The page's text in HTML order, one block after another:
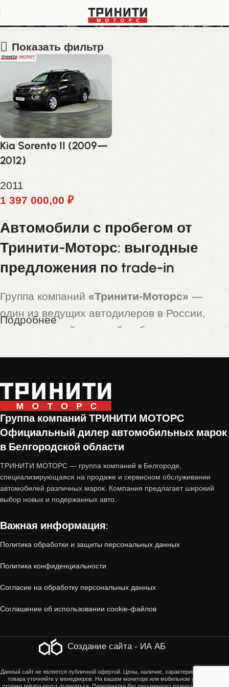
KNAKU811DB5180606
Показать фильтр
Kia Sorento II (2009—
2012)
2011
1 397 000,00₽
Автомобили с пробегом от
Тринити-Моторс: выгодные
предложения по trade-in
Группа компаний«Тринити-Моторс» —
один из ведущих автодилеров в России,
предлагающий широкий выбор новых и
подержанных автомобилей. Особой
принятые по программе
автомобили с пробегом, которые прошли
тщательную проверку и подготовку перед
продажей.
пробегом от «Тринити-Моторс»?
1. Проверенное состояние
Все автомобили, принятые по trade-in,
проходятмногоэтапную диагностику
передач, ходовая часть, электроника).
повреждений, коррозии, следов ДТП).
(отсутствие залогов,
ограничений, корректность ПТС).
Подробнее
Группа компаний ТРИНИТИ МОТОРС
Официальный дилер автомобильных марок
в Белгородской области
ТРИНИТИ МОТОРС — группа компаний в Белгороде,
специализирующаяся на продаже и сервисном обслуживании
автомобилей различных марок. Компания предлагает широкий
выбор новых и подержанных авто.
Важная информация:
Политика обработки и защиты персональных данных
Политика конфиденциальности
Согласие на обработку персональных данных
Соглашение об использовании cookie-файлов
Создание сайта - ИА АБ
Данный сайт не является публичной офертой. Цены, наличие, характеристики, оттенки
товара уточняйте у менеджеров. На вашем мониторе или мобильном устройстве
оттенки товара могут отличаться. Перепечатка без письменного разрешения страниц